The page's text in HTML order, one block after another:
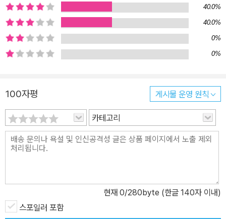
인스테텐이 크람파스에게 결투를 신청하고 그를 현장에서 사살한 것
은, 그 자신의 개인적 복수 감정 때문이 아니고 오로지 사회의 이목과
명예 때문이었다. ‘인간은 전체의 일부분이기 때문에 전체가 지시하
는 규범을 따라야 한다’라는 인스테텐의 고백에서 개인의 행복보다는
가 절친한 친구 뷜러스도르프에게 에피의 해묵은 부정을 이미 발설했
고 사건이 백일하에 드러난 이상, 그 사건은 이미 사회의 수중으로 들
어가버린 것이다. 앞서 유령의 문제에 대한 태도에서 이미 언급되었
듯이, 인스테텐은 그의 모든 의식 구조가 사회에 얽매여 있고, 사회에
사로잡혀 있기 때문에 사회를 초월한 행동을 할 수가 없었던 것이다.
인스테텐은 훗날 자신의 행동이 무가치하다고 여기며 자신의 인생은
인스테텐은 완전한 패배를 느낀 것이다. 그는 ‘이 세상에는 행복이 존
재하며, 그도 과거 한때는 그러한 행복을 소유했었지만, 이제는 그렇
지 못하며 또 가질 수도 없다는 것’을 인식하며, 사회를 떠나 명예나
신의 희곡 「크라프의 마지막 테이프」에서 『에피 브리스트』를 하루에
한 장씩 읽으며 마음 아파하는 노인 크라프를 등장시키기도 했다. 지
금까지도 이 소설이 유럽 심리소설의 걸작 중 하나로 평가받는 것은
예순이 다 되어서야 소설을 쓰기 시작한 작가 폰타네의 성숙한 인생
체험, 겸허함, 인생의 지혜, 인간사와 세상사에 대한 객관적 판단과 이
서로 지정되어, 독일의 각급 학교에서 활발히 토론되고 있다. 또한 2
009년 봄 최근 독일에서 주목받는 여성 영화감독 헤르민 훈트게르부
르스에 의해서 영화화되는 등 모두 다섯 번에 걸쳐 영화로 제작되었
다. 그중 뉴저먼시네마의 거장 라이너 베르너 파스빈더에 의해 만들
어진 동명의 영화(1974)가 유명하다.
40.0%
40.0%
0%
0%
100자평 게시물 운영 원칙
카테고리
현재 0/280byte (한글 140자 이내)
스포일러 포함